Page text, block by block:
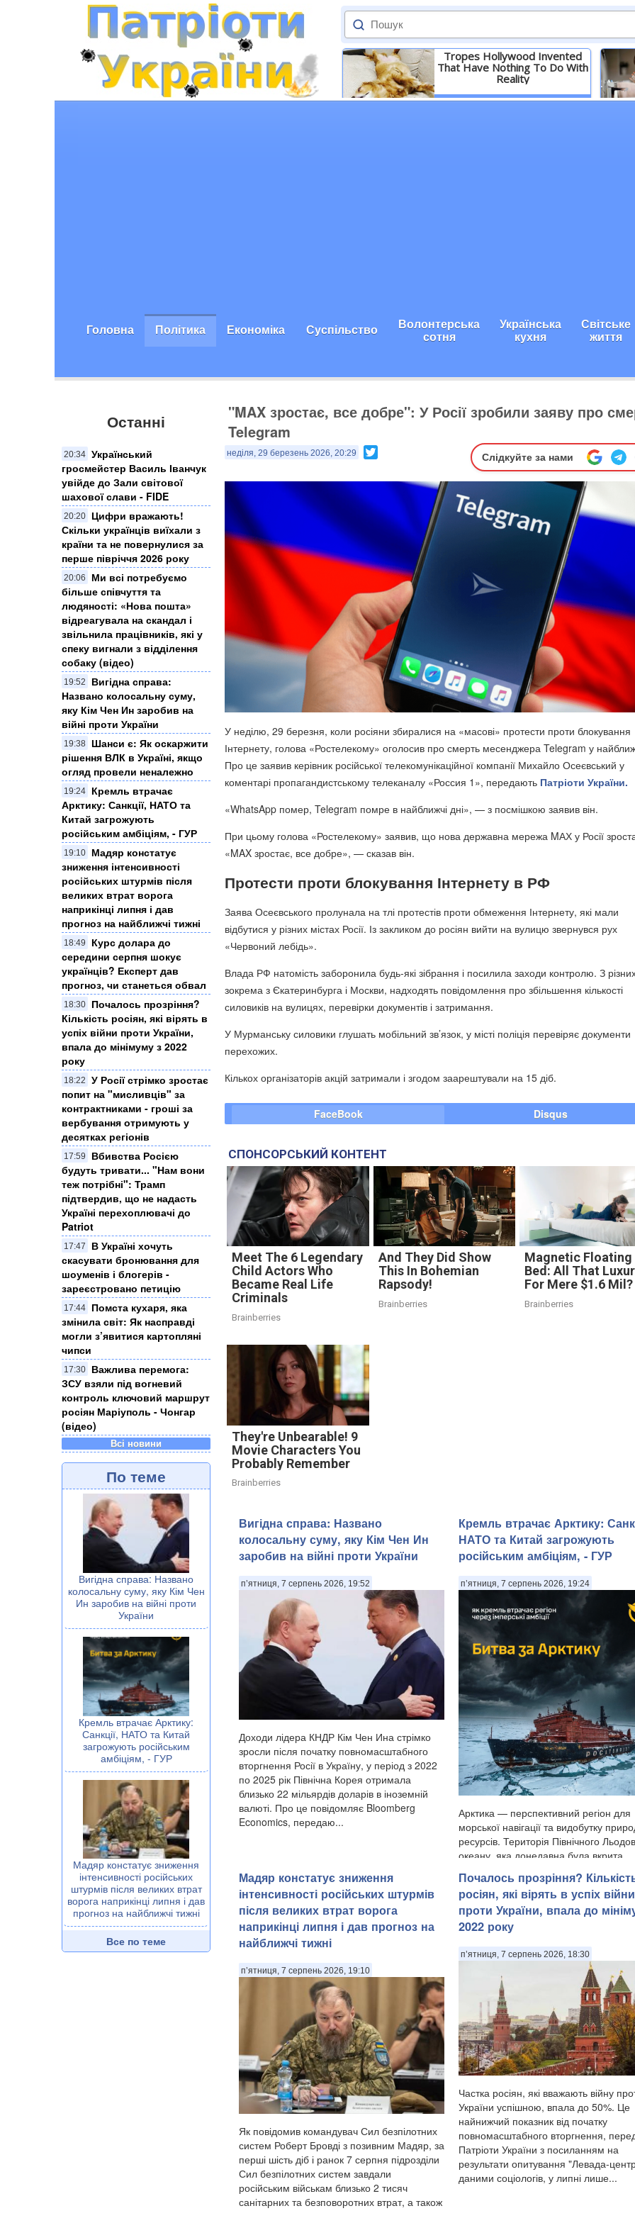
Tropes Hollywood Invented
That Have Nothing To Do With
Reality
Детальніше
Головна Політика Економіка Суспільство Волонтерська
сотня
Українська
кухня
Світське
життя
Останні
20:34 Український
гросмейстер Василь Іванчук
увійде до Зали світової
шахової слави - FIDE
20:20
Цифри вражають!
Скільки українців виїхали з
країни та не повернулися за
перше півріччя 2026 року
20:06
Ми всі потребуємо
більше співчуття та
людяності: «Нова пошта»
відреагувала на скандал і
звільнила працівників, які у
спеку вигнали з відділення
собаку (відео)
19:52
Вигідна справа:
Названо колосальну суму,
яку Кім Чен Ин заробив на
війні проти України
19:38
Шанси є: Як оскаржити
рішення ВЛК в Україні, якщо
огляд провели неналежно
19:24
Кремль втрачає
Арктику: Санкції, НАТО та
Китай загрожують
російським амбіціям, - ГУР
19:10
Мадяр констатує
зниження інтенсивності
російських штурмів після
великих втрат ворога
наприкінці липня і дав
прогноз на найближчі тижні
18:49
Курс долара до
середини серпня шокує
українців? Експерт дав
прогноз, чи станеться обвал
18:30
Почалось прозріння?
Кількість росіян, які вірять в
успіх війни проти України,
впала до мінімуму з 2022
року
18:22
У Росії стрімко зростає
попит на "мисливців" за
контрактниками - гроші за
вербування отримують у
десятках регіонів
17:59
Вбивства Росією
будуть тривати... "Нам вони
теж потрібні": Трамп
підтвердив, що не надасть
Україні перехоплювачі до
Patriot
17:47
В Україні хочуть
скасувати бронювання для
шоуменів і блогерів -
зареєстровано петицію
17:44
Помста кухаря, яка
змінила світ: Як насправді
могли з’явитися картопляні
чипси
17:30
Важлива перемога:
ЗСУ взяли під вогневий
контроль ключовий маршрут
росіян Маріуполь - Чонгар
(відео)
Всі новини
По теме
Вигідна справа: Названо
колосальну суму, яку Кім Чен
Ин заробив на війні проти
України
Кремль втрачає Арктику:
Санкції, НАТО та Китай
загрожують російським
амбіціям, - ГУР
Мадяр констатує зниження
інтенсивності російських
штурмів після великих втрат
ворога наприкінці липня і дав
прогноз на найближчі тижні
Все по теме
"MAX зростає, все добре": У Росії зробили заяву про
Telegram
неділя, 29 березень 2026, 20:29 Слідкуйте за нами
У неділю, 29 березня, коли росіяни збиралися на «масові» протести проти блокування
Інтернету, голова «Ростелекому» оголосив про смерть месенджера Telegram у
Про це заявив керівник російської телекомунікаційної компанії Михайло Осеєвський у
коментарі пропагандистському телеканалу «Россия 1», передають Патріоти України.
«WhatsApp помер, Telegram помре в найближчі дні», — з посмішкою заявив він.
При цьому голова «Ростелекому» заявив, що нова державна мережа MАХ у Росії
«MAX зростає, все добре», — сказав він.
Протести проти блокування Інтернету в РФ
Заява Осеєвського пролунала на тлі протестів проти обмеження Інтернету, які мали
відбутися у різних містах Росії. Із закликом до росіян вийти на вулицю звернувся рух
«Червоний лебідь».
Влада РФ натомість заборонила будь-які зібрання і посилила заходи контролю. З
зокрема з Єкатеринбурга і Москви, надходять повідомлення про збільшення кількості
силовиків на вулицях, перевірки документів і затримання.
У Мурманську силовики глушать мобільний зв’язок, у місті поліція перевіряє документи
перехожих.
Кількох організаторів акцій затримали і згодом заарештували на 15 діб.
FaceBook Disqus
СПОНСОРСЬКИЙ КОНТЕНТ
Meet The 6 Legendary
Child Actors Who
Became Real Life
Criminals
Brainberries
And They Did Show
This In Bohemian
Rapsody!
Brainberries
Magnetic Floating
Bed: All That
For Mere $1.6 Mil?
Brainberries
They're Unbearable! 9
Movie Characters You
Probably Remember
Brainberries
Вигідна справа: Названо
колосальну суму, яку Кім Чен Ин
заробив на війні проти України
п’ятниця, 7 серпень 2026, 19:52
Доходи лідера КНДР Кім Чен Ина стрімко
зросли після початку повномасштабного
вторгнення Росії в Україну, у період з 2022
по 2025 рік Північна Корея отримала
близько 22 мільярдів доларів в іноземній
валюті. Про це повідомляє Bloomberg
Economics, передаю...
Кремль втрачає Арктику:
НАТО та Китай загрожують
російським амбіціям, - ГУР
п’ятниця, 7 серпень 2026, 19:24
Арктика — перспективний регіон для
морської навігації та видобутку
ресурсів. Територія Північного
океану, яка донедавна була вкрита
важкодоступною для судноплавства,
прогнозами кліматичних мод...
Мадяр констатує зниження
інтенсивності російських штурмів
після великих втрат ворога
наприкінці липня і дав прогноз на
найближчі тижні
п’ятниця, 7 серпень 2026, 19:10
Як повідомив командувач Сил безпілотних
систем Роберт Бровді з позивним Мадяр, за
перші шість діб і ранок 7 серпня підрозділи
Сил безпілотних систем завдали
російським військам близько 2 тисяч
санітарних та безповоротних втрат, а також
Почалось прозріння?
росіян, які вірять в успіх війни
проти України, впала до
2022 року
п’ятниця, 7 серпень 2026, 18:30
Частка росіян, які вважають війну
України успішною, впала до 50%. Це
найнижчий показник від початку
повномасштабного вторгнення,
Патріоти України з посиланням на
результати опитування "Левада-
даними соціологів, у липні лише...